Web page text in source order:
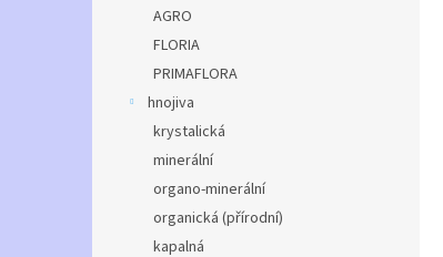
AGRO
FLORIA
PRIMAFLORA
hnojiva
krystalická
minerální
organo-minerální
organická (přírodní)
kapalná